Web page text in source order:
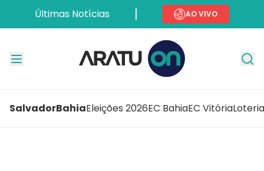
Últimas Notícias AO VIVO
SalvadorBahiaEleições 2026EC BahiaEC Vitória